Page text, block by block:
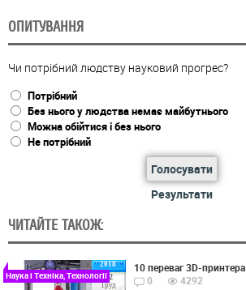
ОПИТУВАННЯ
Чи потрібний людству науковий прогрес?
Потрібний
Без нього у людства немає майбутнього
Можна обійтися і без нього
Не потрібний
Голосувати
Результати
ЧИТАЙТЕ ТАКОЖ:
2018
22
Груд
Наука і Техніка, Технології
10 переваг 3D-принтера
0
4292